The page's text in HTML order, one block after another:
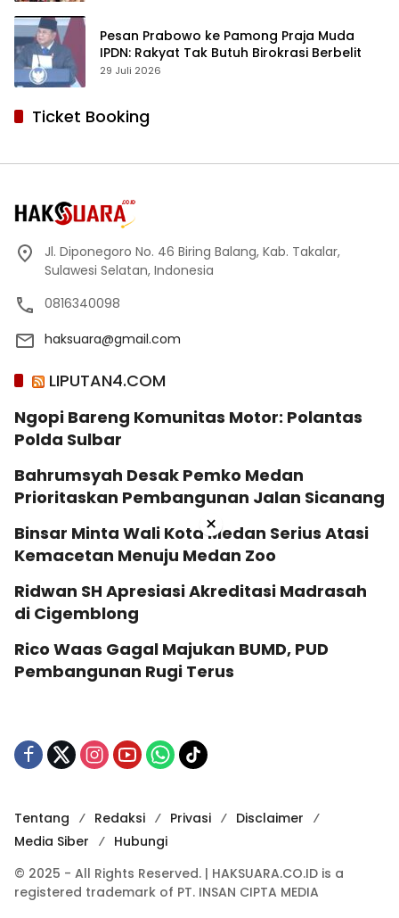
Pesan Prabowo ke Pamong Praja Muda
IPDN: Rakyat Tak Butuh Birokrasi Berbelit
29 Juli 2026
Ticket Booking
Jl. Diponegoro No. 46 Biring Balang, Kab. Takalar,
Sulawesi Selatan, Indonesia
0816340098
haksuara@gmail.com
LIPUTAN4.COM
Ngopi Bareng Komunitas Motor: Polantas
Polda Sulbar
Bahrumsyah Desak Pemko Medan
Prioritaskan Pembangunan Jalan Sicanang
Binsar Minta Wali Kota Medan Serius Atasi
Kemacetan Menuju Medan Zoo
Ridwan SH Apresiasi Akreditasi Madrasah
di Cigemblong
Rico Waas Gagal Majukan BUMD, PUD
Pembangunan Rugi Terus
Tentang Redaksi Privasi
Disclaimer
Media Siber
Hubungi
© 2025 - All Rights Reserved. | HAKSUARA.CO.ID is a
registered trademark of PT. INSAN CIPTA MEDIA
×